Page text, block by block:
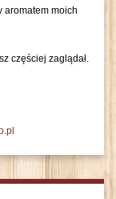
aromatem moich
częściej zaglądał.